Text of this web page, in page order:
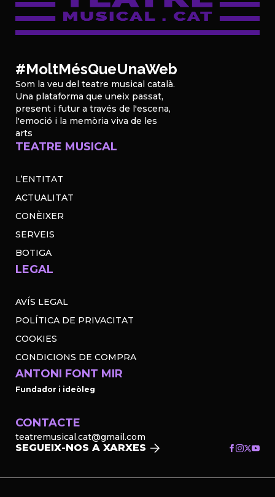
#MoltMésQueUnaWeb
Som la veu del teatre musical català.
Una plataforma que uneix passat,
present i futur a través de l'escena,
l'emoció i la memòria viva de les
arts
TEATRE MUSICAL
L’ENTITAT
ACTUALITAT
CONÈIXER
SERVEIS
BOTIGA
LEGAL
AVÍS LEGAL
POLÍTICA DE PRIVACITAT
COOKIES
CONDICIONS DE COMPRA
ANTONI FONT MIR
Fundador i ideòleg
CONTACTE
teatremusical.cat@gmail.com
SEGUEIX-NOS A XARXES